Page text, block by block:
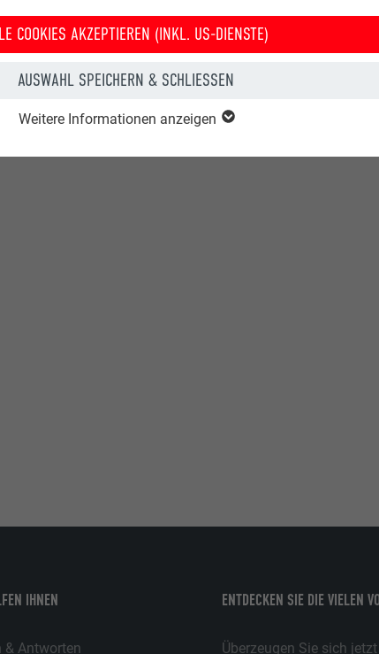
COOKIES AKZEPTIEREN (INKL. US-DIENSTE)
AUSWAHL SPEICHERN & SCHLIESSEN
Weitere Informationen anzeigen
ENTDECKEN SIE DIE VIELEN
Überzeugen Sie sich
IHNEN
& Antworten